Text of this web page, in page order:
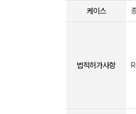
케이스
법적허가사항